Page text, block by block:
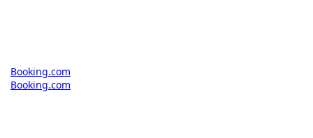
Booking.com
Booking.com